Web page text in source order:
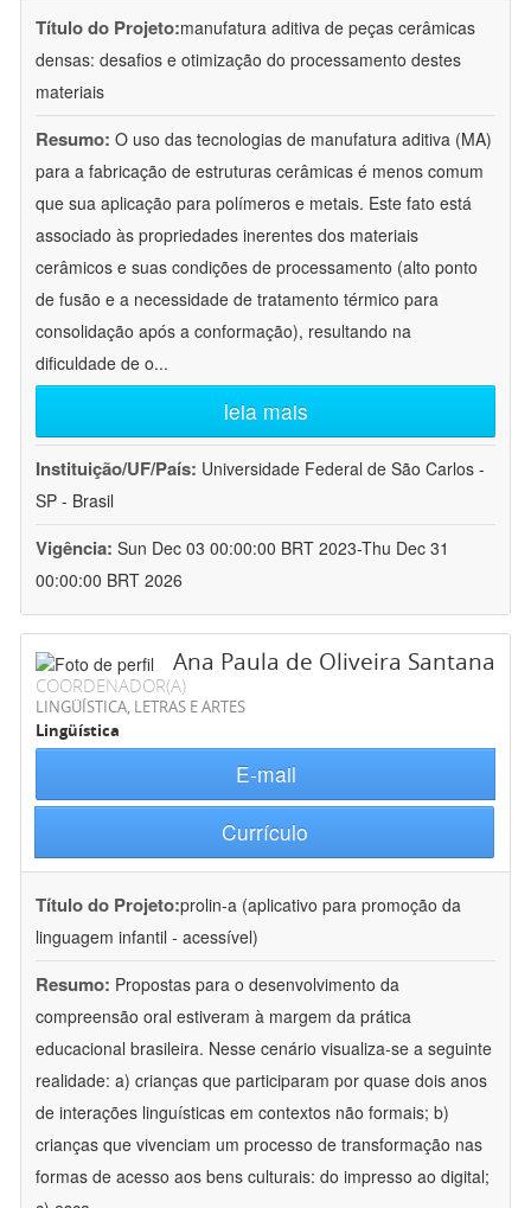
Título do Projeto:manufatura aditiva de peças cerâmicas
densas: desafios e otimização do processamento destes
materiais
Resumo: O uso das tecnologias de manufatura aditiva (MA)
para a fabricação de estruturas cerâmicas é menos comum
que sua aplicação para polímeros e metais. Este fato está
associado às propriedades inerentes dos materiais
cerâmicos e suas condições de processamento (alto ponto
de fusão e a necessidade de tratamento térmico para
consolidação após a conformação), resultando na
dificuldade de o...
leia mais
Instituição/UF/País: Universidade Federal de São Carlos -
SP - Brasil
Vigência: Sun Dec 03 00:00:00 BRT 2023-Thu Dec 31
00:00:00 BRT 2026
Ana Paula de Oliveira Santana
COORDENADOR(A)
LINGÜÍSTICA, LETRAS E ARTES
Lingüística
E-mail
Currículo
Título do Projeto:prolin-a (aplicativo para promoção da
linguagem infantil - acessível)
Resumo: Propostas para o desenvolvimento da
compreensão oral estiveram à margem da prática
educacional brasileira. Nesse cenário visualiza-se a seguinte
realidade: a) crianças que participaram por quase dois anos
de interações linguísticas em contextos não formais; b)
crianças que vivenciam um processo de transformação nas
formas de acesso aos bens culturais: do impresso ao digital;